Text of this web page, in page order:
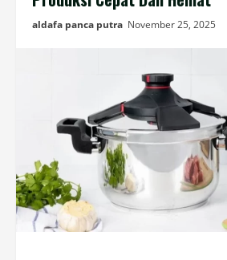
aldafa panca putra November 25, 2025